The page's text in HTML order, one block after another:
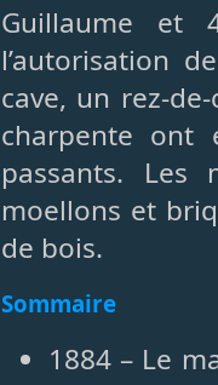
Guillaume et
l’autorisation
cave, un rez-
charpente ont
passants.
moellons et
de bois.
Sommaire
1884 – Le